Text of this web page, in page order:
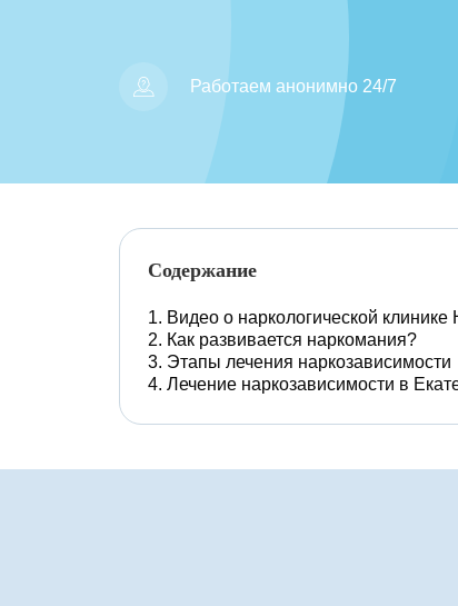
Работаем анонимно 24/7
Содержание
Видео о наркологической клинике
Как развивается наркомания?
Этапы лечения наркозависимости
Лечение наркозависимости в